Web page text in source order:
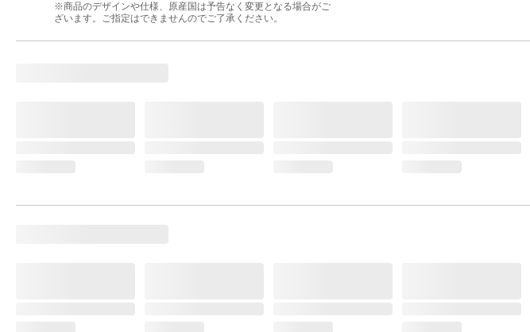
※商品のデザインや仕様、原産国は予告なく変更となる場合がご
ざいます。ご指定はできませんのでご了承ください。